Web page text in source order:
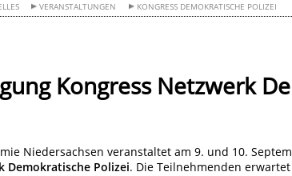
VERANSTALTUNGEN KONGRESS DEMOKRATISCHE POLIZEI
Kongress Netzwerk
Niedersachsen veranstaltet am 9. und 10.
Demokratische Polizei. Die Teilnehmenden